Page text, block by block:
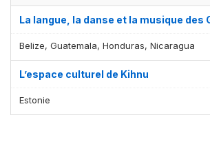
La langue, la danse et la musique des
Belize, Guatemala, Honduras, Nicaragua
L’espace culturel de Kihnu
Estonie